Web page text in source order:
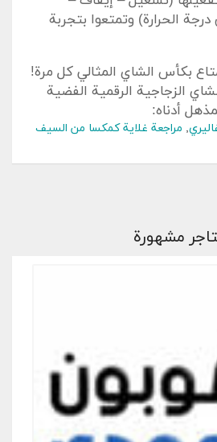
الحرارة) وتمتعوا بتجربة
بكأس الشاي المثالي ⁤كل مرة!
الزجاجية الرقمية الفضية
أدناه:
, مراجعة غلاية كمكسا من السيف
مشهورة